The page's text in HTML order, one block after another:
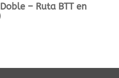
– Ruta BTT en